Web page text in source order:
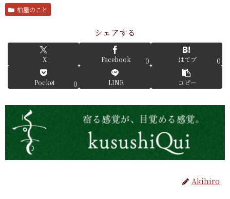
柏屋のこと
シェアする
X Facebook 0 はてブ 0
Pocket 0 LINE コピー
Akihiro